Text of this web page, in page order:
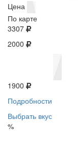
Цена
По карте
3307
2000
1900
Подробности
Выбрать вкус
%